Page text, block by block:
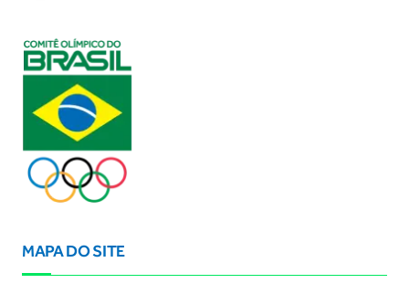
MAPA DO SITE